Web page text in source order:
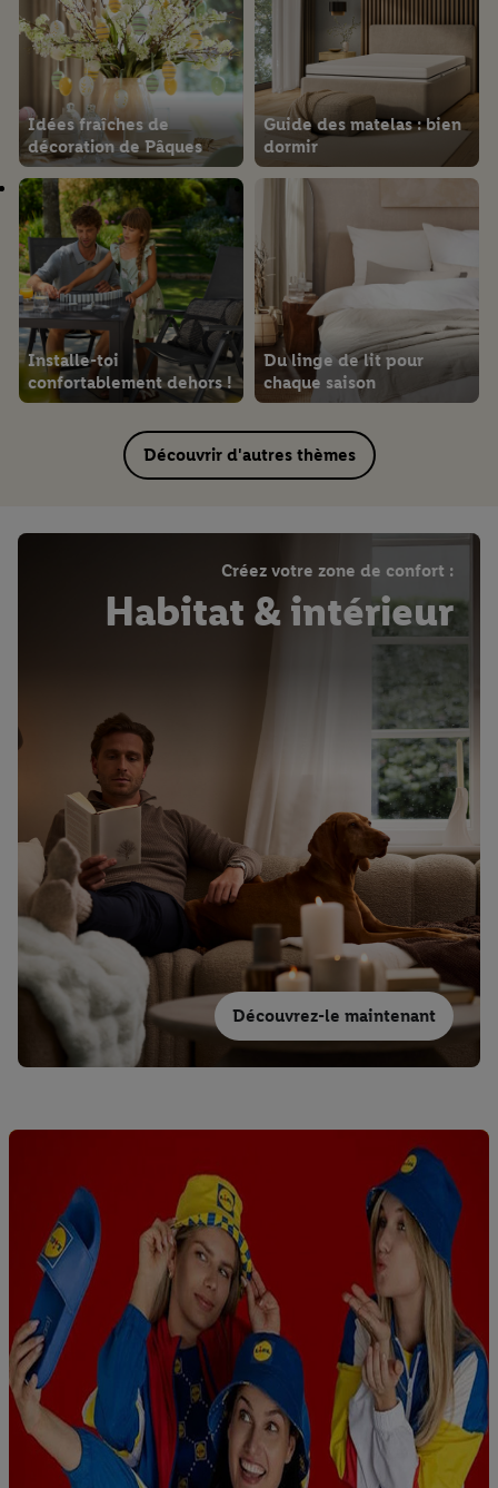
Idées fraîches de
décoration de Pâques
Guide des matelas : bien
dormir
Installe-toi
confortablement dehors !
Du linge de lit pour
chaque saison
Découvrir d'autres thèmes
Créez votre zone de confort :
Habitat & intérieur
Découvrez-le maintenant